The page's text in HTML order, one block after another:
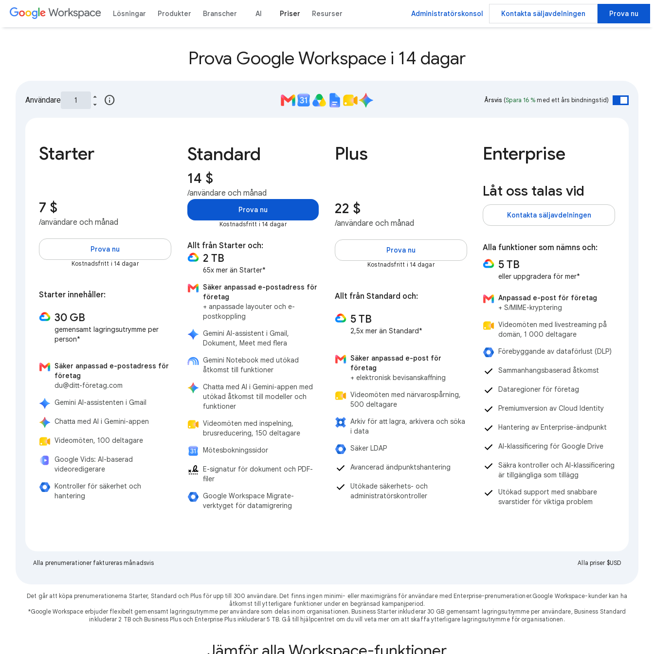
Lösningar Produkter Branscher AI Priser Resurser Administratörskonsol Kontakta säljavdelningen Prova nu
Prova Google Workspace i 14 dagar
Användare info Årsvis (Spara 16 % med ett års bindningstid)
Starter
7 $
/användare och månad
Prova nu
Kostnadsfritt i 14 dagar
Starter innehåller:
30 GB
gemensamt lagringsutrymme per
person*
Säker anpassad e-postadress för
företag
du@ditt-företag.com
Gemini AI-assistenten i Gmail
Chatta med AI i Gemini-appen
Videomöten, 100 deltagare
Google Vids: AI-baserad
videoredigerare
Kontroller för säkerhet och
hantering
Standard
14 $
/användare och månad
Prova nu
Kostnadsfritt i 14 dagar
Allt från Starter och:
2 TB
65x mer än Starter*
Säker anpassad e-postadress för
företag
+ anpassade layouter och e-
postkoppling
Gemini AI-assistent i Gmail,
Dokument, Meet med flera
Gemini Notebook med utökad
åtkomst till funktioner
Chatta med AI i Gemini-appen med
utökad åtkomst till modeller och
funktioner
Videomöten med inspelning,
brusreducering, 150 deltagare
Mötesbokningssidor
E-signatur för dokument och PDF-
filer
Google Workspace Migrate-
verktyget för datamigrering
Plus
22 $
/användare och månad
Prova nu
Kostnadsfritt i 14 dagar
Allt från Standard och:
5 TB
2,5x mer än Standard*
Säker anpassad e-post för
företag
+ elektronisk bevisanskaffning
Videomöten med närvarospårning,
500 deltagare
Arkiv för att lagra, arkivera och söka
i data
Säker LDAP
Avancerad ändpunktshantering
Utökade säkerhets- och
administratörskontroller
Enterprise
Låt oss talas vid
Kontakta säljavdelningen
Alla funktioner som nämns och:
5 TB
eller uppgradera för mer*
Anpassad e-post för företag
+ S/MIME-kryptering
Videomöten med livestreaming på
domän, 1 000 deltagare
Förebyggande av dataförlust (DLP)
Sammanhangsbaserad åtkomst
Dataregioner för företag
Premiumversion av Cloud Identity
Hantering av Enterprise-ändpunkt
AI-klassificering för Google Drive
Säkra kontroller och AI-klassificering
är tillgängliga som tillägg
Utökad support med snabbare
svarstider för viktiga problem
Alla prenumerationer faktureras månadsvis Alla priser $USD
Det går att köpa prenumerationerna Starter, Standard och Plus för upp till 300 användare. Det finns ingen minimi- eller maximigräns för användare med Enterprise-prenumerationer.Google Workspace-kunder kan ha
åtkomst till ytterligare funktioner under en begränsad kampanjperiod.
*Google Workspace erbjuder flexibelt gemensamt lagringsutrymme per användare som delas inom organisationen. Business Starter inkluderar 30 GB gemensamt lagringsutrymme per användare, Business Standard
inkluderar 2 TB och Business Plus och Enterprise Plus inkluderar 5 TB. Gå till hjälpcentret om du vill veta mer om att skaffa ytterligare lagringsutrymme för organisationen.